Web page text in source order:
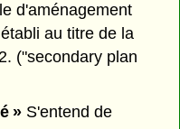
d'aménagement
au titre de la
("secondary plan
»S'entend de